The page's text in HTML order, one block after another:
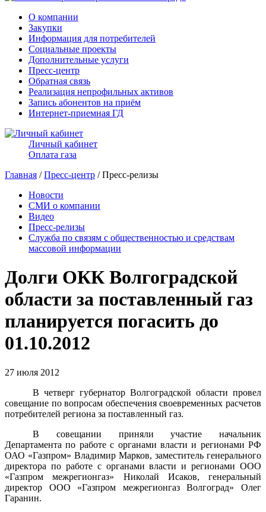
О компании
Закупки
Информация для потребителей
Социальные проекты
Дополнительные услуги
Пресс-центр
Обратная связь
Реализация непрофильных активов
Запись абонентов на приём
Интернет-приемная ГД
Личный кабинет
Оплата газа
Главная /Пресс-центр / Пресс-релизы
Новости
СМИ о компании
Видео
Пресс-релизы
Служба по связям с общественностью и средствам
массовой информации
Долги ОКК Волгоградской
области за поставленный газ
планируется погасить до
01.10.2012
27 июля 2012
В четверг губернатор Волгоградской области провел
совещание по вопросам обеспечения своевременных расчетов
потребителей региона за поставленный газ.
В совещании приняли участие начальник
Департамента по работе с органами власти и регионами РФ
ОАО «Газпром» Владимир Марков, заместитель генерального
директора по работе с органами власти и регионами ООО
«Газпром межрегионгаз» Николай Исаков, генеральный
директор ООО «Газпром межрегионгаз Волгоград» Олег
Гаранин.